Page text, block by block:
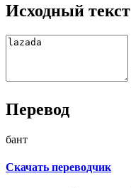
Исходный текст
Перевод
бант
Скачать переводчик